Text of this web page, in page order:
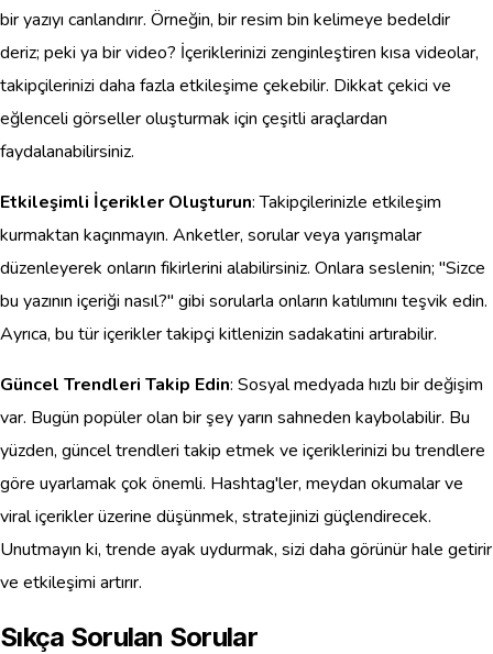
bir yazıyı canlandırır. Örneğin, bir resim bin kelimeye bedeldir
deriz; peki ya bir video? İçeriklerinizi zenginleştiren kısa videolar,
takipçilerinizi daha fazla etkileşime çekebilir. Dikkat çekici ve
eğlenceli görseller oluşturmak için çeşitli araçlardan
faydalanabilirsiniz.
Etkileşimli İçerikler Oluşturun: Takipçilerinizle etkileşim
kurmaktan kaçınmayın. Anketler, sorular veya yarışmalar
düzenleyerek onların fikirlerini alabilirsiniz. Onlara seslenin; "Sizce
bu yazının içeriği nasıl?" gibi sorularla onların katılımını teşvik edin.
Ayrıca, bu tür içerikler takipçi kitlenizin sadakatini artırabilir.
Güncel Trendleri Takip Edin: Sosyal medyada hızlı bir değişim
var. Bugün popüler olan bir şey yarın sahneden kaybolabilir. Bu
yüzden, güncel trendleri takip etmek ve içeriklerinizi bu trendlere
göre uyarlamak çok önemli. Hashtag'ler, meydan okumalar ve
viral içerikler üzerine düşünmek, stratejinizi güçlendirecek.
Unutmayın ki, trende ayak uydurmak, sizi daha görünür hale getirir
ve etkileşimi artırır.
Sıkça Sorulan Sorular